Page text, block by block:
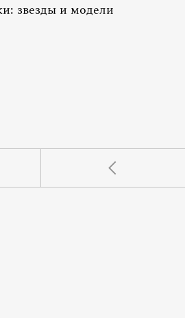
звезды и модели